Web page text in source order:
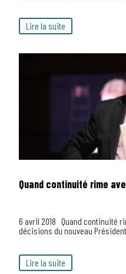
Lire la suite
Quand continuité rime
6 avril 2018 Quand continuité
décisions du nouveau
Lire la suite